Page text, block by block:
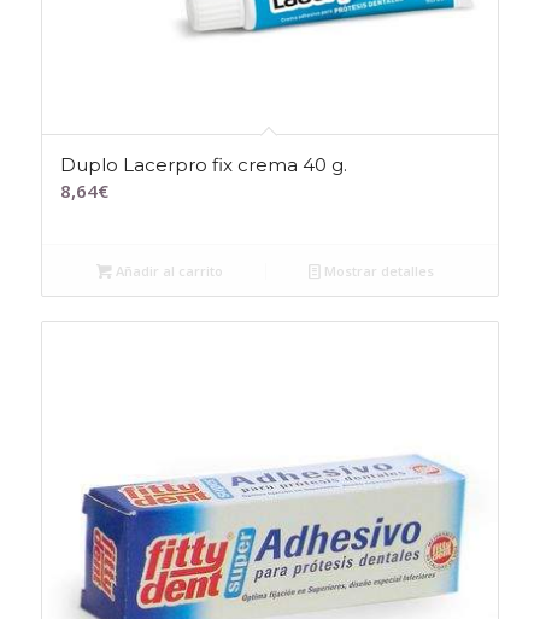
Duplo Lacerpro fix crema 40 g.
8,64€
Añadir al carrito Mostrar detalles